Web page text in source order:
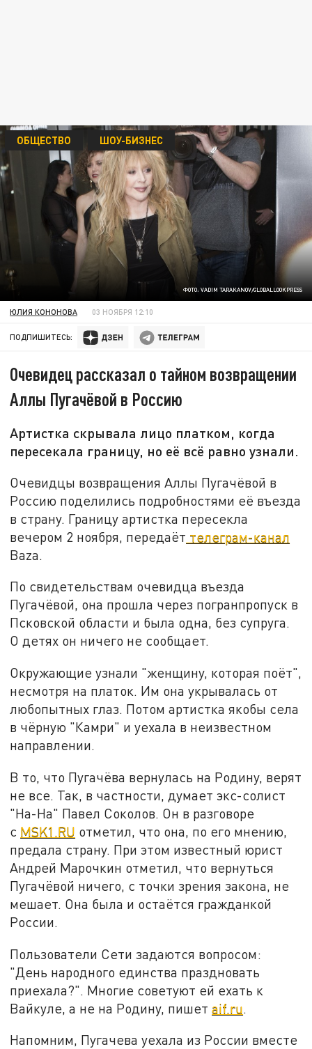
ФОТО: VADIM TARAKANOV/GLOBALLOOKPRESS
ОБЩЕСТВО ШОУ-БИЗНЕС
ЮЛИЯ КОНОНОВА 03 НОЯБРЯ 12:10
ПОДПИШИТЕСЬ:
Очевидец рассказал о тайном возвращении
Аллы Пугачёвой в Россию
Артистка скрывала лицо платком, когда
пересекала границу, но её всё равно узнали.
Очевидцы возвращения Аллы Пугачёвой в
Россию поделились подробностями её въезда
в страну. Границу артистка пересекла
вечером 2 ноября, передаёт телеграм-канал
Baza.
По свидетельствам очевидца въезда
Пугачёвой, она прошла через погранпропуск в
Псковской области и была одна, без супруга.
О детях он ничего не сообщает.
Окружающие узнали "женщину, которая поёт",
несмотря на платок. Им она укрывалась от
любопытных глаз. Потом артистка якобы села
в чёрную "Камри" и уехала в неизвестном
направлении.
В то, что Пугачёва вернулась на Родину, верят
не все. Так, в частности, думает экс-солист
"На-На" Павел Соколов. Он в разговоре
с MSK1.RU отметил, что она, по его мнению,
предала страну. При этом известный юрист
Андрей Марочкин отметил, что вернуться
Пугачёвой ничего, с точки зрения закона, не
мешает. Она была и остаётся гражданкой
России.
Пользователи Сети задаются вопросом:
"День народного единства праздновать
приехала?". Многие советуют ей ехать к
Вайкуле, а не на Родину, пишетaif.ru
Напомним, Пугачева уехала из России вместе